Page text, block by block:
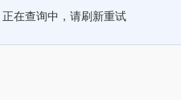
正在查询中，请刷新重试